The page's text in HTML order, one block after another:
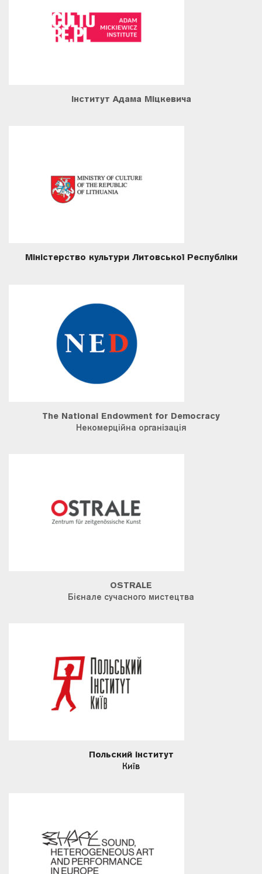
Інститут Адама Міцкевича
Міністерство культури Литовської Республіки
The National Endowment for Democracy
Некомерційна організація
OSTRALE
Бієнале сучасного мистецтва
Польский інститут
Київ